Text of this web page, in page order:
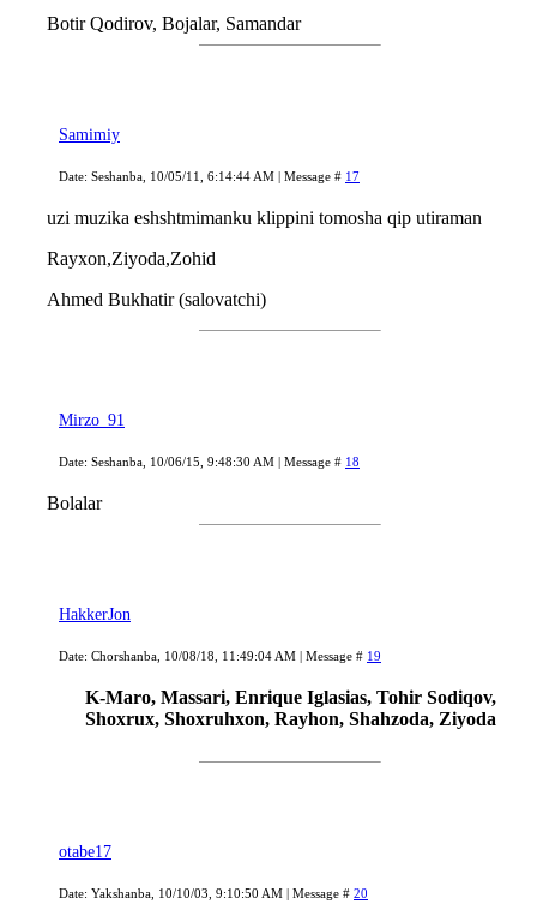
Botir Qodirov, Bojalar, Samandar
Samimiy
Date: Seshanba, 10/05/11, 6:14:44 AM | Message # 17
uzi muzika eshshtmimanku klippini tomosha qip utiraman
Rayxon,Ziyoda,Zohid
Ahmed Bukhatir (salovatchi)
Mirzo_91
Date: Seshanba, 10/06/15, 9:48:30 AM | Message # 18
Bolalar
HakkerJon
Date: Chorshanba, 10/08/18, 11:49:04 AM | Message # 19
K-Maro, Massari, Enrique Iglasias, Tohir Sodiqov,
Shoxrux, Shoxruhxon, Rayhon, Shahzoda, Ziyoda
otabe17
Date: Yakshanba, 10/10/03, 9:10:50 AM | Message # 20